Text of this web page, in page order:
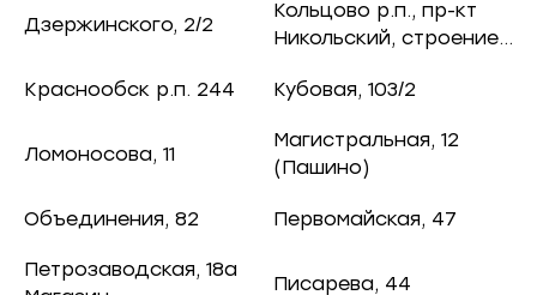
Дзержинского, 2/2
Кольцово р.п., пр-кт
Никольский, строение
Краснообск р.п. 244
Кубовая, 103/2
Ломоносова, 11
Магистральная, 12
(Пашино)
Объединения, 82 Первомайская, 47
Петрозаводская, 18а
Писарева, 44
и снеки
рыба
73
77б
В корзину
Пельмени рыбные из минтая с/м 500г